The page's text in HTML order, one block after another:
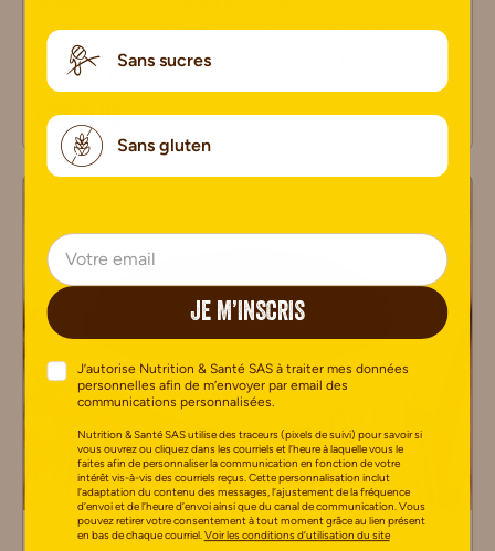
Vitamine C : comment la préserver ?
Les légumes et les fruits contiennent des quantités
intéressantes de vitamine C. Vitamine précieuse mais
fragile, il faut savoir la préserver jusqu’à
LIRE PLUS
Conseils nutritionnels
Sans sucres
Sans gluten
JE M’INSCRIS
J’autorise Nutrition & Santé SAS à traiter mes données
personnelles afin de m’envoyer par email des
communications personnalisées.
Nutrition & Santé SAS utilise des traceurs (pixels de suivi) pour savoir si
vous ouvrez ou cliquez dans les courriels et l’heure à laquelle vous le
faites afin de personnaliser la communication en fonction de votre
intérêt vis-à-vis des courriels reçus. Cette personnalisation inclut
l’adaptation du contenu des messages, l’ajustement de la fréquence
d’envoi et de l’heure d’envoi ainsi que du canal de communication. Vous
pouvez retirer votre consentement à tout moment grâce au lien présent
en bas de chaque courriel.Voir les conditions d’utilisation du site